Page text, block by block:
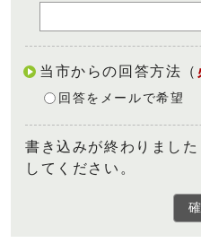
当市からの回答方法 （
回答をメールで希望
書き込みが終わりまし
してください。